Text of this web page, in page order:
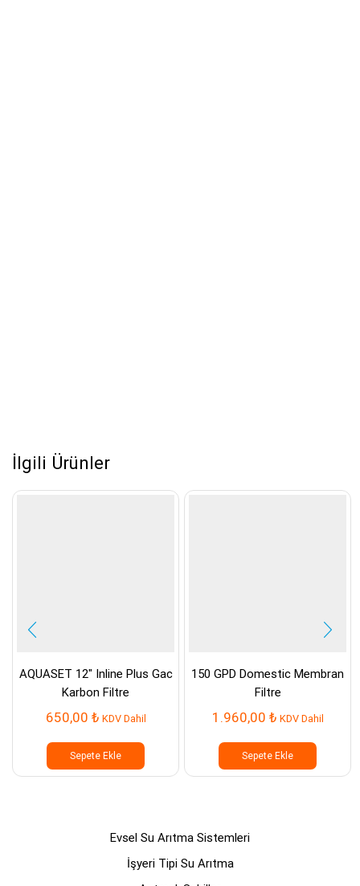
İlgili Ürünler
AQUASET 12″ Inline Plus Gac
Karbon Filtre
650,00 ₺ KDV Dahil
Sepete Ekle
150 GPD Domestic Membran
Filtre
1.960,00 ₺ KDV Dahil
Sepete Ekle
Evsel Su Arıtma Sistemleri
İşyeri Tipi Su Arıtma